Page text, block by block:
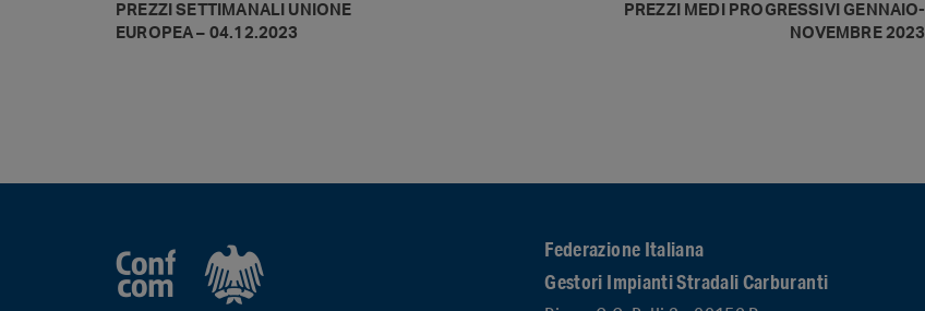
PREZZI SETTIMANALI UNIONE
EUROPEA – 04.12.2023
PREZZI MEDI PROGRESSIVI GENNAIO-
NOVEMBRE 2023
Federazione Italiana
Gestori Impianti Stradali Carburanti